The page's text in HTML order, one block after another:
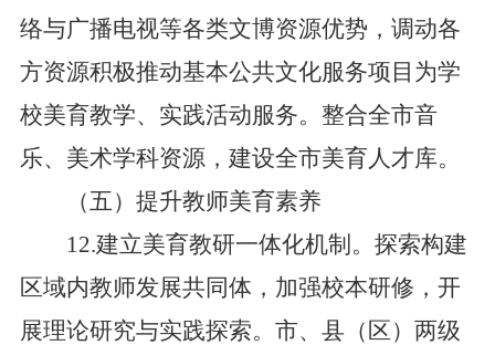
络与广播电视等各类文博资源优势，调动各
方资源积极推动基本公共文化服务项目为学
校美育教学、实践活动服务。整合全市音
乐、美术学科资源，建设全市美育人才库。
（五）提升教师美育素养
12.建立美育教研一体化机制。探索构建
区域内教师发展共同体，加强校本研修，开
展理论研究与实践探索。市、县（区）两级